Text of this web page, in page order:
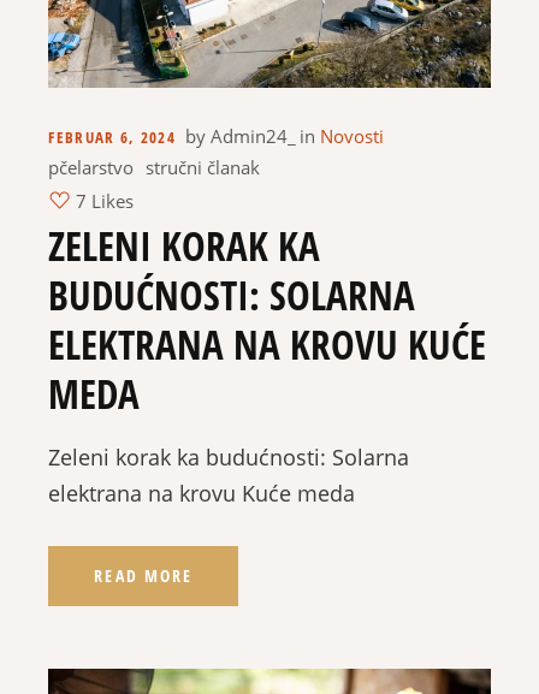
FEBRUAR 6, 2024 by Admin24_ in Novosti
pčelarstvo stručni članak
7 Likes
ZELENI KORAK KA
BUDUĆNOSTI: SOLARNA
ELEKTRANA NA KROVU KUĆE
MEDA
Zeleni korak ka budućnosti: Solarna
elektrana na krovu Kuće meda
READ MORE